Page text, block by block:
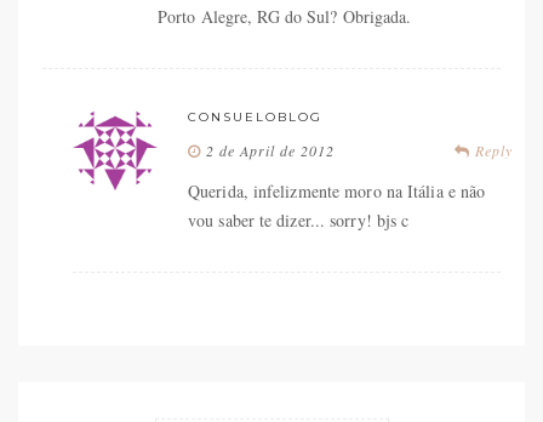
Porto Alegre, RG do Sul? Obrigada.
CONSUELOBLOG
Reply
2 de April de 2012
Querida, infelizmente moro na Itália e não
vou saber te dizer... sorry! bjs c